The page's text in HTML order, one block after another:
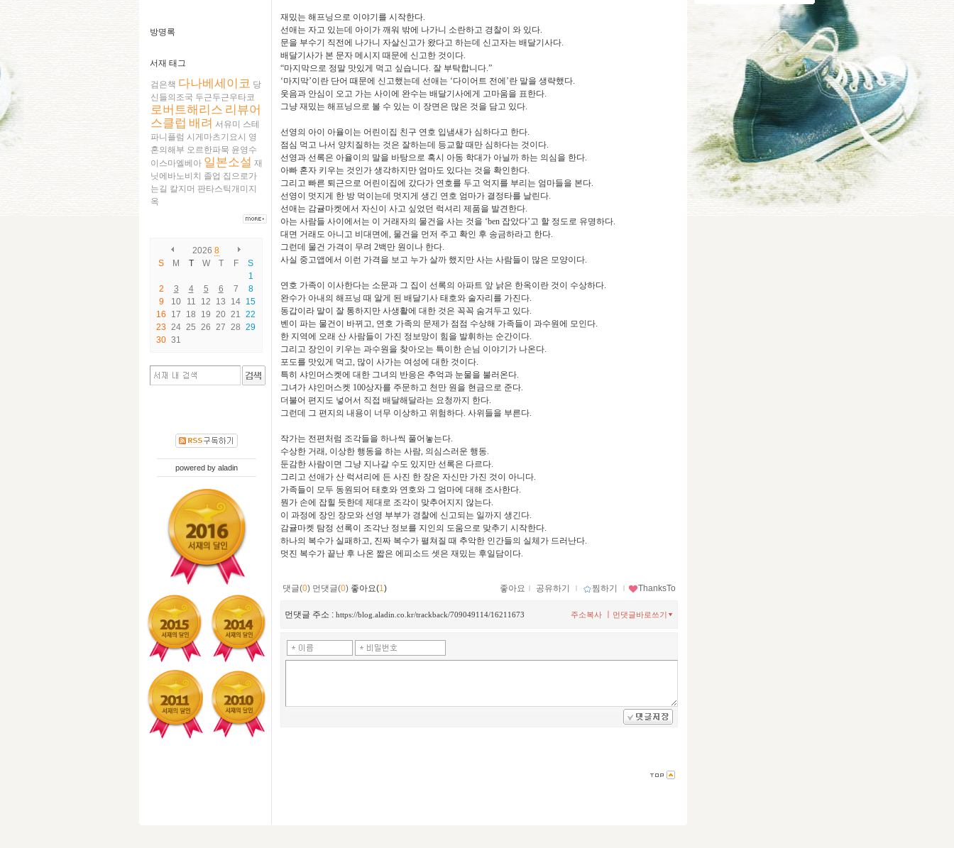
방명록
서재 태그
검은책 다나베세이코 당
신들의조국 두근두근우타코
로버트해리스 리뷰어
스클럽 배려 서유미
스테
파니플럼 시게마츠기요시
영
혼의해부 오르한파묵 윤영수
이스마엘베아 일본소설 재
닛에바노비치 졸업 집으로가
는길 칼지머 판타스틱개미지
옥
2026 8
S
M T W T F
S
1
2
3 4 5 6 7
8
9
10 11 12 13 14 15
16
17 18 19 20 21 22
23 24 25 26 27 28 29
30 31
powered by aladin
재밌는 해프닝으로 이야기를 시작한다.
선애는 자고 있는데 아이가 깨워 밖에 나가니 소란하고 경찰이 와 있다.
문을 부수기 직전에 나가니 자살신고가 왔다고 하는데 신고자는 배달기사다.
배달기사가 본 문자 메시지 때문에 신고한 것이다.
“마지막으로 정말 맛있게 먹고 싶습니다. 잘 부탁합니다.”
‘마지막’이란 단어 때문에 신고했는데 선애는 ‘다이어트 전에’란 말을 생략했다.
웃음과 안심이 오고 가는 사이에 완수는 배달기사에게 고마움을 표한다.
그냥 재밌는 해프닝으로 볼 수 있는 이 장면은 많은 것을 담고 있다.
선영의 아이 아율이는 어린이집 친구 연호 입냄새가 심하다고 한다.
점심 먹고 나서 양치질하는 것은 잘하는데 등교할 때만 심하다는 것이다.
선영과 선록은 아율이의 말을 바탕으로 혹시 아동 학대가 아닐까 하는 의심을 한다.
아빠 혼자 키우는 것인가 생각하지만 엄마도 있다는 것을 확인한다.
그리고 빠른 퇴근으로 어린이집에 갔다가 연호를 두고 억지를 부리는 엄마들을 본다.
선영이 멋지게 한 방 먹이는데 멋지게 생긴 연호 엄마가 결정타를 날린다.
선애는 감귤마켓에서 자신이 사고 싶었던 럭셔리 제품을 발견한다.
아는 사람들 사이에서는 이 거래자의 물건을 사는 것을 ‘ben 잡았다’고 할 정도로 유명하다.
대면 거래도 아니고 비대면에, 물건을 먼저 주고 확인 후 송금하라고 한다.
그런데 물건 가격이 무려 2백만 원이나 한다.
사실 중고앱에서 이런 가격을 보고 누가 살까 했지만 사는 사람들이 많은 모양이다.
연호 가족이 이사한다는 소문과 그 집이 선록의 아파트 앞 낡은 한옥이란 것이 수상하다.
완수가 아내의 해프닝 때 알게 된 배달기사 태호와 술자리를 가진다.
동갑이라 말이 잘 통하지만 사생활에 대한 것은 꼭꼭 숨겨두고 있다.
벤이 파는 물건이 바뀌고, 연호 가족의 문제가 점점 수상해 가족들이 과수원에 모인다.
한 지역에 오래 산 사람들이 가진 정보망이 힘을 발휘하는 순간이다.
그리고 장인이 키우는 과수원을 찾아오는 특이한 손님 이야기가 나온다.
포도를 맛있게 먹고, 많이 사가는 여성에 대한 것이다.
특히 샤인머스켓에 대한 그녀의 반응은 추억과 눈물을 불러온다.
그녀가 샤인머스켓 100상자를 주문하고 천만 원을 현금으로 준다.
더불어 편지도 넣어서 직접 배달해달라는 요청까지 한다.
그런데 그 편지의 내용이 너무 이상하고 위험하다. 사위들을 부른다.
작가는 전편처럼 조각들을 하나씩 풀어놓는다.
수상한 거래, 이상한 행동을 하는 사람, 의심스러운 행동.
둔감한 사람이면 그냥 지나갈 수도 있지만 선록은 다르다.
그리고 선애가 산 럭셔리에 든 사진 한 장은 자신만 가진 것이 아니다.
가족들이 모두 동원되어 태호와 연호와 그 엄마에 대해 조사한다.
뭔가 손에 잡힐 듯한데 제대로 조각이 맞추어지지 않는다.
이 과정에 장인 장모와 선영 부부가 경찰에 신고되는 일까지 생긴다.
감귤마켓 탐정 선록이 조각난 정보를 지인의 도움으로 맞추기 시작한다.
하나의 복수가 실패하고, 진짜 복수가 펼쳐질 때 추악한 인간들의 실체가 드러난다.
멋진 복수가 끝난 후 나온 짧은 에피소드 셋은 재밌는 후일담이다.
댓글(0) 먼댓글(0) 좋아요(1) 좋아요 ｌ 공유하기 ｌ 찜하기 ｌ ThanksTo
먼댓글 주소 : https://blog.aladin.co.kr/trackback/709049114/16211673 먼댓글바로쓰기
주소복사